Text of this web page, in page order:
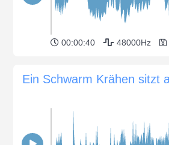
00:00:40 48000Hz